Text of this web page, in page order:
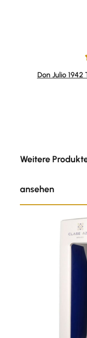
Durchschnittliche
Don Julio
Weitere
ansehen